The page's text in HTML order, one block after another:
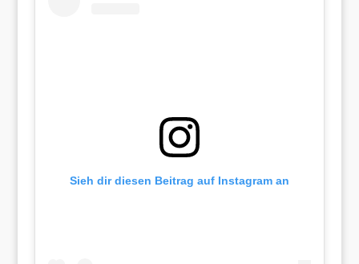
Sieh dir diesen Beitrag auf Instagram an